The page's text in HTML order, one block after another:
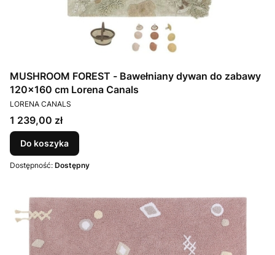
MUSHROOM FOREST - Bawełniany dywan do zabawy
120x160 cm Lorena Canals
PRODUCENT
LORENA CANALS
Cena
1 239,00 zł
Do koszyka
Dostępność: Dostępny